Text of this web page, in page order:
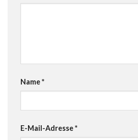
Name*
E-Mail-Adresse*